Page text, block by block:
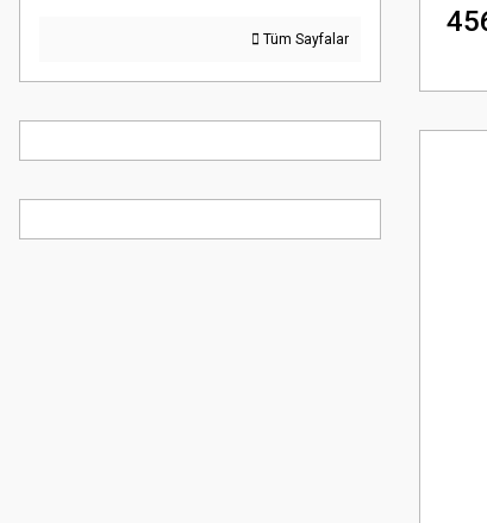
Tüm Sayfalar